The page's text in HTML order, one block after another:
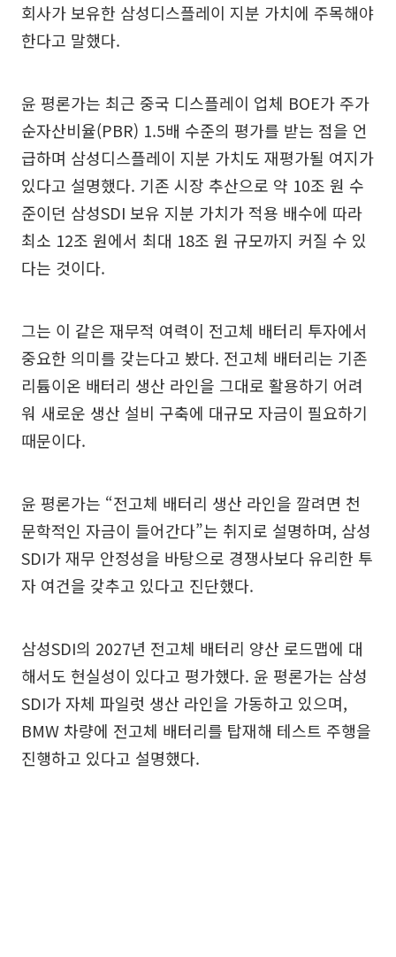
회사가 보유한 삼성디스플레이 지분 가치에 주목해야
한다고 말했다.
윤 평론가는 최근 중국 디스플레이 업체 BOE가 주가
순자산비율(PBR) 1.5배 수준의 평가를 받는 점을 언
급하며 삼성디스플레이 지분 가치도 재평가될 여지가
있다고 설명했다. 기존 시장 추산으로 약 10조 원 수
준이던 삼성SDI 보유 지분 가치가 적용 배수에 따라
최소 12조 원에서 최대 18조 원 규모까지 커질 수 있
다는 것이다.
그는 이 같은 재무적 여력이 전고체 배터리 투자에서
중요한 의미를 갖는다고 봤다. 전고체 배터리는 기존
리튬이온 배터리 생산 라인을 그대로 활용하기 어려
워 새로운 생산 설비 구축에 대규모 자금이 필요하기
때문이다.
윤 평론가는 “전고체 배터리 생산 라인을 깔려면 천
문학적인 자금이 들어간다”는 취지로 설명하며, 삼성
SDI가 재무 안정성을 바탕으로 경쟁사보다 유리한 투
자 여건을 갖추고 있다고 진단했다.
삼성SDI의 2027년 전고체 배터리 양산 로드맵에 대
해서도 현실성이 있다고 평가했다. 윤 평론가는 삼성
SDI가 자체 파일럿 생산 라인을 가동하고 있으며,
BMW 차량에 전고체 배터리를 탑재해 테스트 주행을
진행하고 있다고 설명했다.